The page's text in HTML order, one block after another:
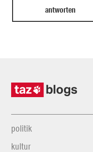
politik
kultur